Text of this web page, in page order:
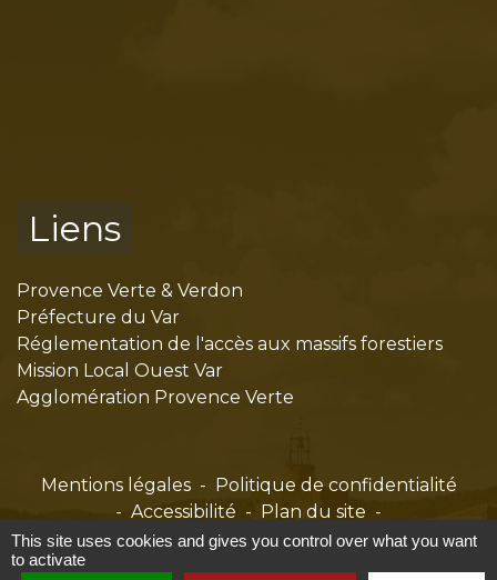
Liens
Provence Verte & Verdon
Préfecture du Var
Réglementation de l'accès aux massifs forestiers
Mission Local Ouest Var
Agglomération Provence Verte
Mentions légales - Politique de confidentialité
- Accessibilité - Plan du site -
Gestion des cookies
This site uses cookies and gives you control over what you want
to activate